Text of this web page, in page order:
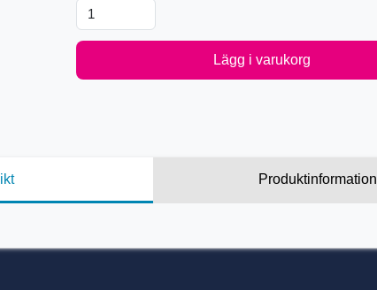
Lägg i varukorg
Produktinformation